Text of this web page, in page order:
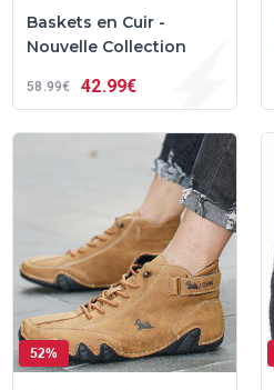
Baskets en Cuir -
Nouvelle Collection
58 99€ 42 99€
52%